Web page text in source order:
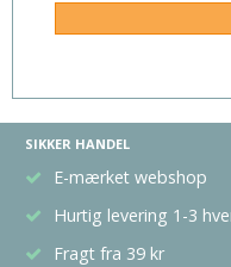
SIKKER HANDEL
E-mærket webshop
Hurtig levering 1-3
Fragt fra 39 kr